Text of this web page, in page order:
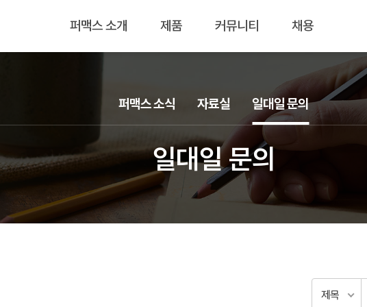
퍼맥스 소개 제품 커뮤니티 채용
일대일 문의
퍼맥스 소식 자료실 일대일 문의
제목